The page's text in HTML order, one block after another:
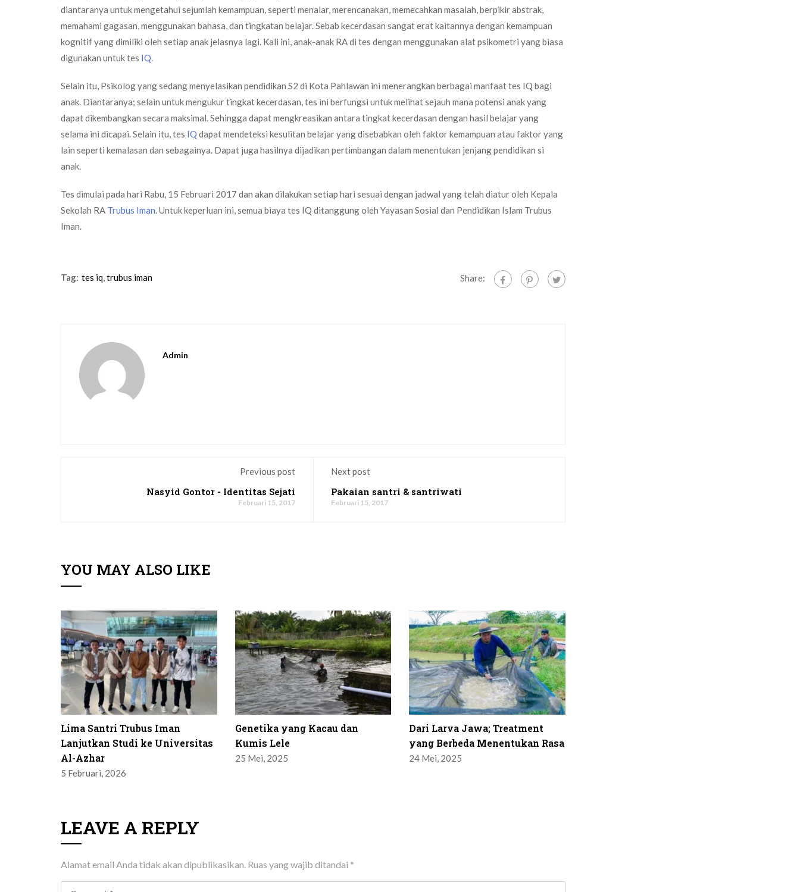
diantaranya untuk mengetahui sejumlah kemampuan, seperti menalar, merencanakan, memecahkan masalah, berpikir abstrak,
memahami gagasan, menggunakan bahasa, dan tingkatan belajar. Sebab kecerdasan sangat erat kaitannya dengan kemampuan
kognitif yang dimiliki oleh setiap anak jelasnya lagi. Kali ini, anak-anak RA di tes dengan menggunakan alat psikometri yang biasa
digunakan untuk tes IQ.
Selain itu, Psikolog yang sedang menyelasikan pendidikan S2 di Kota Pahlawan ini menerangkan berbagai manfaat tes IQ bagi
anak. Diantaranya; selain untuk mengukur tingkat kecerdasan, tes ini berfungsi untuk melihat sejauh mana potensi anak yang
dapat dikembangkan secara maksimal. Sehingga dapat mengkreasikan antara tingkat kecerdasan dengan hasil belajar yang
selama ini dicapai. Selain itu, tes IQ dapat mendeteksi kesulitan belajar yang disebabkan oleh faktor kemampuan atau faktor yang
lain seperti kemalasan dan sebagainya. Dapat juga hasilnya dijadikan pertimbangan dalam menentukan jenjang pendidikan si
anak.
Tes dimulai pada hari Rabu, 15 Februari 2017 dan akan dilakukan setiap hari sesuai dengan jadwal yang telah diatur oleh Kepala
Sekolah RA Trubus Iman. Untuk keperluan ini, semua biaya tes IQ ditanggung oleh Yayasan Sosial dan Pendidikan Islam Trubus
Iman.
Tag: tes iq,trubus iman Share:
Admin
Previous post
Nasyid Gontor - Identitas Sejati
Februari 15, 2017
Next post
Pakaian santri & santriwati
Februari 15, 2017
YOU MAY ALSO LIKE
Lima Santri Trubus Iman
Lanjutkan Studi ke Universitas
Al-Azhar
5 Februari, 2026
Genetika yang Kacau dan
Kumis Lele
25 Mei, 2025
Dari Larva Jawa; Treatment
yang Berbeda Menentukan Rasa
24 Mei, 2025
LEAVE A REPLY
Alamat email Anda tidak akan dipublikasikan. Ruas yang wajib ditandai *